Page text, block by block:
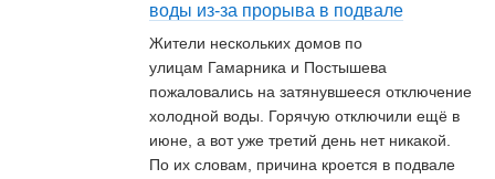
воды из-за прорыва в подвале
Жители нескольких домов по
улицам Гамарника и Постышева
пожаловались на затянувшееся отключение
холодной воды. Горячую отключили ещё в
июне, а вот уже третий день нет никакой.
По их словам, причина кроется в подвале